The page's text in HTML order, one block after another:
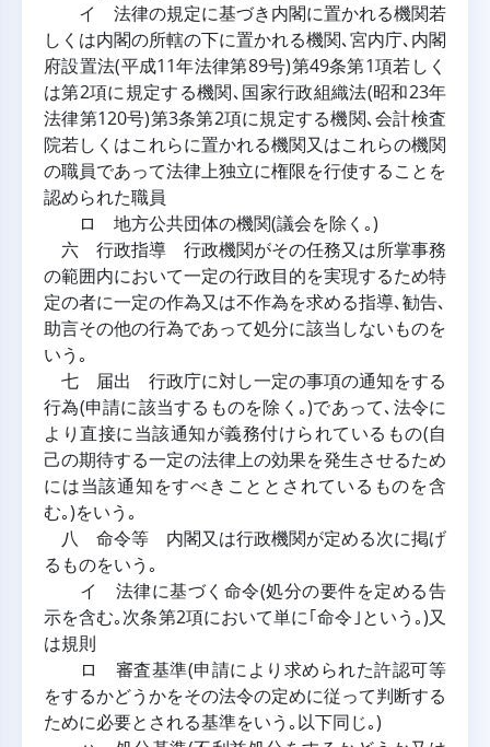
イ 法律の規定に基づき内閣に置かれる機関若
しくは内閣の所轄の下に置かれる機関､宮内庁､内閣
府設置法(平成11年法律第89号)第49条第1項若しく
は第2項に規定する機関､国家行政組織法(昭和23年
法律第120号)第3条第2項に規定する機関､会計検査
院若しくはこれらに置かれる機関又はこれらの機関
の職員であって法律上独立に権限を行使することを
認められた職員
ロ 地方公共団体の機関(議会を除く｡)
六 行政指導 行政機関がその任務又は所掌事務
の範囲内において一定の行政目的を実現するため特
定の者に一定の作為又は不作為を求める指導､勧告､
助言その他の行為であって処分に該当しないものを
いう｡
七 届出 行政庁に対し一定の事項の通知をする
行為(申請に該当するものを除く｡)であって､法令に
より直接に当該通知が義務付けられているもの(自
己の期待する一定の法律上の効果を発生させるため
には当該通知をすべきこととされているものを含
む｡)をいう｡
八 命令等 内閣又は行政機関が定める次に掲げ
るものをいう｡
イ 法律に基づく命令(処分の要件を定める告
示を含む｡次条第2項において単に｢命令｣という｡)又
は規則
ロ 審査基準(申請により求められた許認可等
をするかどうかをその法令の定めに従って判断する
ために必要とされる基準をいう｡以下同じ｡)